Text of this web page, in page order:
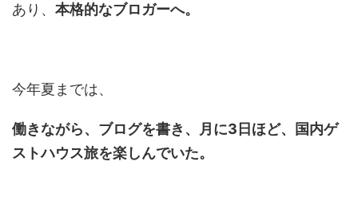
あり、 本格的なブロガーへ。
今年夏までは、
働きながら、ブログを書き、月に3日ほど、国内ゲ
ストハウス旅を楽しんでいた。